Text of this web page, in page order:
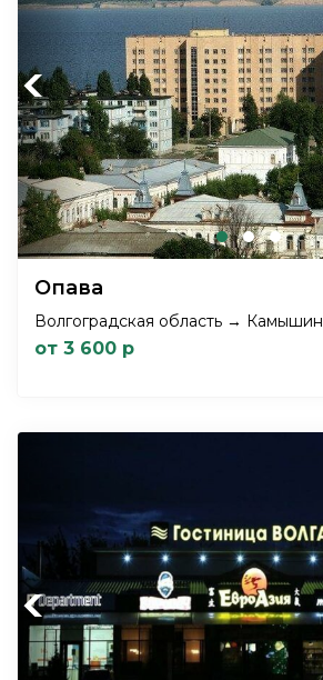
Previous
Опава
Волгоградская область → Камышин
от 3 600 р
Previous